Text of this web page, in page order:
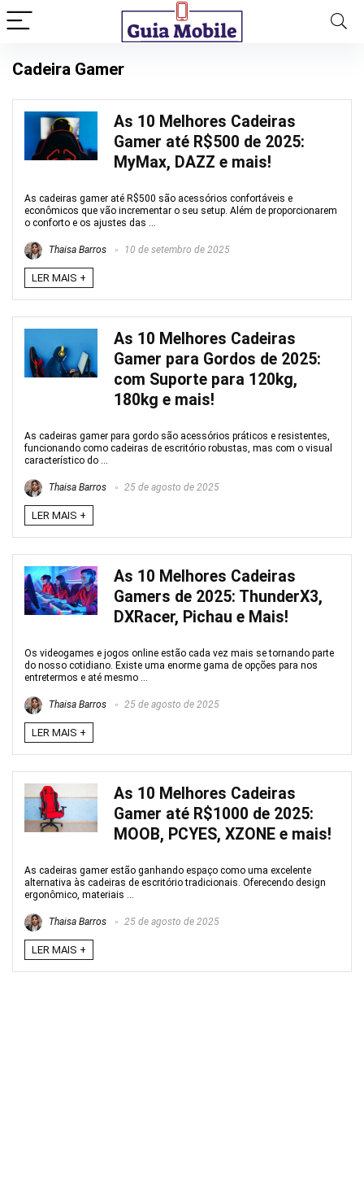
Cadeira Gamer
As 10 Melhores Cadeiras
Gamer até R$500 de 2025:
MyMax, DAZZ e mais!
As cadeiras gamer até R$500 são acessórios confortáveis e
econômicos que vão incrementar o seu setup. Além de proporcionarem
o conforto e os ajustes das ...
Thaisa Barros 10 de setembro de 2025
LER MAIS +
As 10 Melhores Cadeiras
Gamer para Gordos de 2025:
com Suporte para 120kg,
180kg e mais!
As cadeiras gamer para gordo são acessórios práticos e resistentes,
funcionando como cadeiras de escritório robustas, mas com o visual
característico do ...
Thaisa Barros 25 de agosto de 2025
LER MAIS +
As 10 Melhores Cadeiras
Gamers de 2025: ThunderX3,
DXRacer, Pichau e Mais!
Os videogames e jogos online estão cada vez mais se tornando parte
do nosso cotidiano. Existe uma enorme gama de opções para nos
entretermos e até mesmo ...
Thaisa Barros 25 de agosto de 2025
LER MAIS +
As 10 Melhores Cadeiras
Gamer até R$1000 de 2025:
MOOB, PCYES, XZONE e mais!
As cadeiras gamer estão ganhando espaço como uma excelente
alternativa às cadeiras de escritório tradicionais. Oferecendo design
ergonômico, materiais ...
Thaisa Barros 25 de agosto de 2025
LER MAIS +